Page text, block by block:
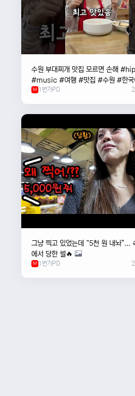
수원 부대찌개 맛집 모르면 손해
#music #여행 #맛집 #수원 #한국
트남여자 #혼자여행
M 1번가PD
그냥 찍고 있었는데 “5천 원 내놔”...
에서 당한 썰🔥
M 1번가PD